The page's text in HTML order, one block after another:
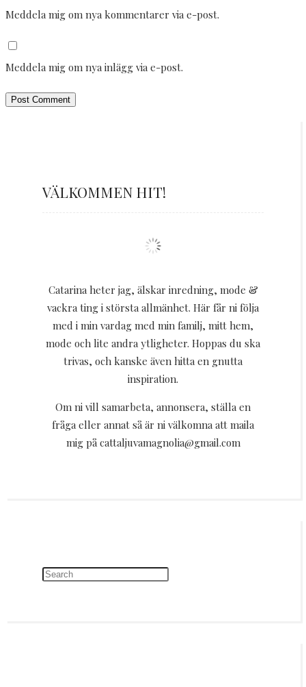
Meddela mig om nya kommentarer via e-post.
Meddela mig om nya inlägg via e-post.
VÄLKOMMEN HIT!
Catarina heter jag, älskar inredning, mode &
vackra ting i största allmänhet. Här får ni följa
med i min vardag med min familj, mitt hem,
mode och lite andra ytligheter. Hoppas du ska
trivas, och kanske även hitta en gnutta
inspiration.
Om ni vill samarbeta, annonsera, ställa en
fråga eller annat så är ni välkomna att maila
mig på cattaljuvamagnolia@gmail.com